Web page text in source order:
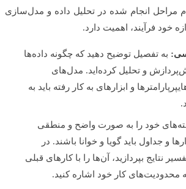
انجام شده در تحلیل داده و مدل‌سازی
فرآیند، اهمیت دارد.
تفصیل توضیح دهید که چگونه داده‌ها
و تحلیل کرده‌اید. مدل‌های
و ابزارهای به کار رفته باید به
خود را به صورت واضح و منطقی
جداول باید گویا و خوانا باشند. در
بپردازید، آن‌ها را با کارهای قبلی
کار خود اشاره کنید.